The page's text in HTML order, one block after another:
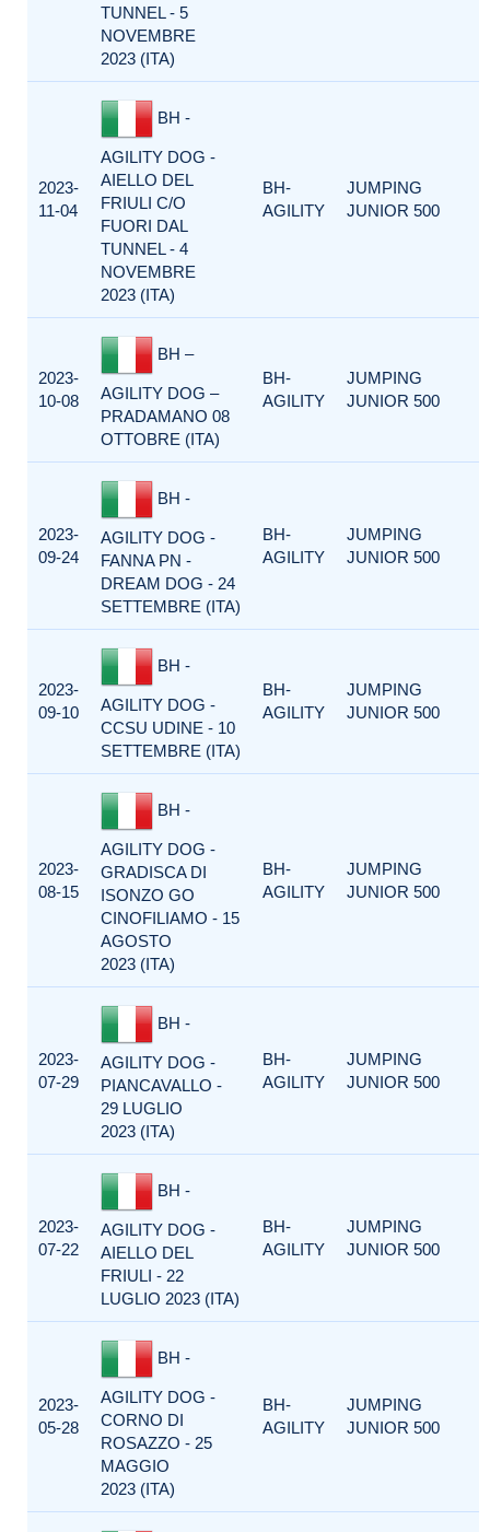
TUNNEL - 5
NOVEMBRE
2023 (ITA)
2023-
11-04
BH -
AGILITY DOG -
AIELLO DEL
FRIULI C/O
FUORI DAL
TUNNEL - 4
NOVEMBRE
2023 (ITA)
BH-
AGILITY
JUMPING
JUNIOR 500
2023-
10-08
BH –
AGILITY DOG –
PRADAMANO 08
OTTOBRE (ITA)
BH-
AGILITY
JUMPING
JUNIOR 500
2023-
09-24
BH -
AGILITY DOG -
FANNA PN -
DREAM DOG - 24
SETTEMBRE (ITA)
BH-
AGILITY
JUMPING
JUNIOR 500
2023-
09-10
BH -
AGILITY DOG -
CCSU UDINE - 10
SETTEMBRE (ITA)
BH-
AGILITY
JUMPING
JUNIOR 500
2023-
08-15
BH -
AGILITY DOG -
GRADISCA DI
ISONZO GO
CINOFILIAMO - 15
AGOSTO
2023 (ITA)
BH-
AGILITY
JUMPING
JUNIOR 500
2023-
07-29
BH -
AGILITY DOG -
PIANCAVALLO -
29 LUGLIO
2023 (ITA)
BH-
AGILITY
JUMPING
JUNIOR 500
2023-
07-22
BH -
AGILITY DOG -
AIELLO DEL
FRIULI - 22
LUGLIO 2023 (ITA)
BH-
AGILITY
JUMPING
JUNIOR 500
2023-
05-28
BH -
AGILITY DOG -
CORNO DI
ROSAZZO - 25
MAGGIO
2023 (ITA)
BH-
AGILITY
JUMPING
JUNIOR 500